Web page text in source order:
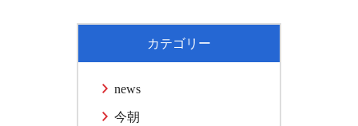
カテゴリー
news
今朝